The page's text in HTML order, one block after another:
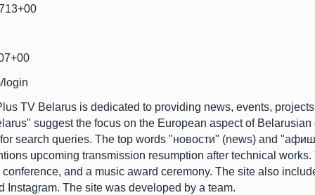
login
TV Belarus is dedicated to providing news, events,
suggest the focus on the European aspect of
search queries. The top words "новости" (news) and
upcoming transmission resumption after technical
and a music award ceremony. The site also
Instagram. The site was developed by a team.